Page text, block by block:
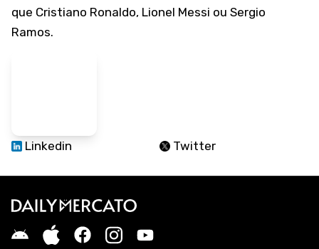
que Cristiano Ronaldo, Lionel Messi ou Sergio
Ramos.
Linkedin Twitter